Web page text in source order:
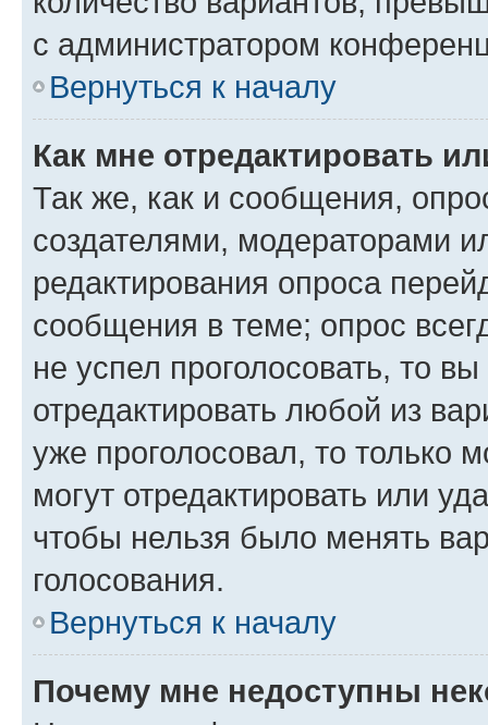
с администратором
Вернуться к началу
Как мне отредактировать
Так же, как и сообщения,
создателями, модераторами
редактирования опроса
сообщения в теме; опрос
не успел проголосовать, то
отредактировать любой из
уже проголосовал, то только
могут отредактировать или
чтобы нельзя было менять
голосования.
Вернуться к началу
Почему мне недоступны